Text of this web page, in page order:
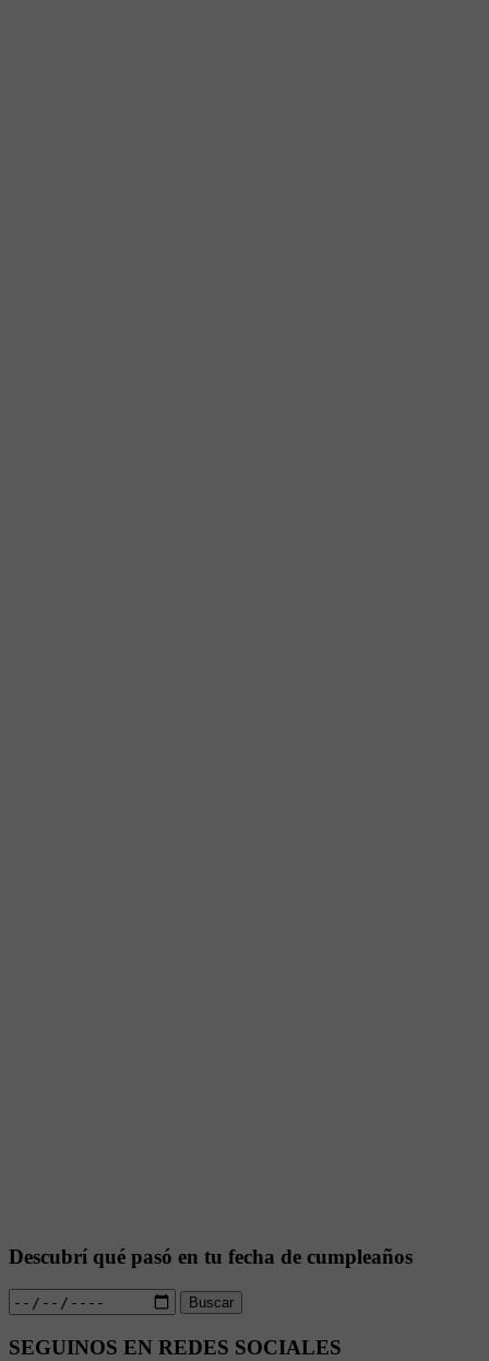
Descubrí qué pasó en tu fecha de cumpleaños
Buscar
SEGUINOS EN REDES SOCIALES